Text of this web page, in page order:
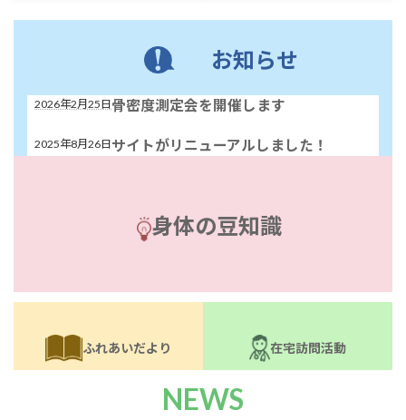
お知らせ
2026年2月25日骨密度測定会を開催します
2025年8月26日サイトがリニューアルしました！
身体の豆知識
ふれあいだより 在宅訪問活動
NEWS